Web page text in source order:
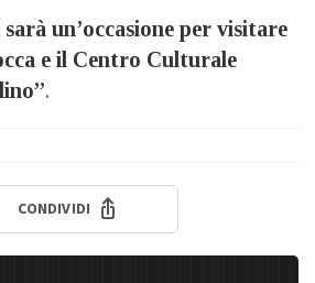
un’occasione per visitare
e il Centro Culturale
.
CONDIVIDI